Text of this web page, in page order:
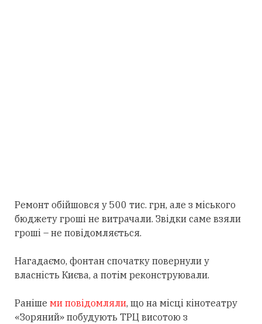
Ремонт обійшовся у 500 тис. грн, але з міського
бюджету гроші не витрачали. Звідки саме взяли
гроші – не повідомляється.
Нагадаємо, фонтан спочатку повернули у
власність Києва, а потім реконструювали.
Раніше ми повідомляли, що на місці кінотеатру
«Зоряний» побудують ТРЦ висотою з